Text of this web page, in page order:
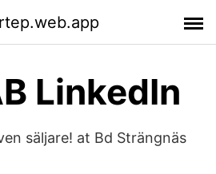
LinkedIn
säljare! at Bd Strängnäs